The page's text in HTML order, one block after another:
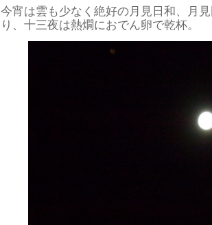
今宵は雲も少なく絶好の月見日和、月
り、十三夜は熱燗におでん卵で乾杯。